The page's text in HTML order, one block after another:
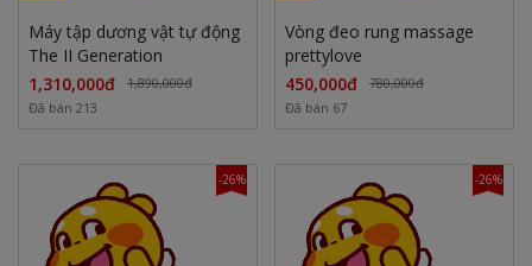
Máy tập dương vật tự động
The II Generation
1,310,000đ
1,890,000đ
Đã bán 213
Vòng đeo rung massage
prettylove
450,000đ
780,000đ
Đã bán 67
-26% -26%